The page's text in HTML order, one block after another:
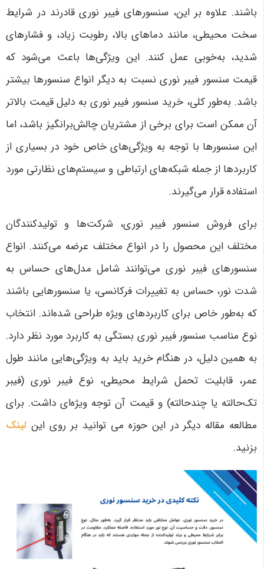
باشند. علاوه بر این، سنسورهای فیبر نوری قادرند در شرایط
سخت محیطی، مانند دماهای بالا، رطوبت زیاد، و فشارهای
شدید، به‌خوبی عمل کنند. این ویژگی‌ها باعث می‌شود که
قیمت سنسور فیبر نوری نسبت به دیگر انواع سنسورها بیشتر
باشد. به‌طور کلی، خرید سنسور فیبر نوری به دلیل قیمت بالاتر
آن ممکن است برای برخی از مشتریان چالش‌برانگیز باشد، اما
این سنسورها با توجه به ویژگی‌های خاص خود در بسیاری از
کاربردها از جمله شبکه‌های ارتباطی و سیستم‌های نظارتی مورد
استفاده قرار می‌گیرند.
برای فروش سنسور فیبر نوری، شرکت‌ها و تولیدکنندگان
مختلف این محصول را در انواع مختلف عرضه می‌کنند. انواع
سنسورهای فیبر نوری می‌توانند شامل مدل‌های حساس به
شدت نور، حساس به تغییرات فرکانسی، یا سنسورهایی باشند
که به‌طور خاص برای کاربردهای ویژه طراحی شده‌اند. انتخاب
نوع مناسب سنسور فیبر نوری بستگی به کاربرد مورد نظر دارد.
به همین دلیل، در هنگام خرید باید به ویژگی‌هایی مانند طول
عمر، قابلیت تحمل شرایط محیطی، نوع فیبر نوری (فیبر
تک‌حالته یا چندحالته) و قیمت آن توجه ویژه‌ای داشت. برای
مطالعه مقاله دیگر در این حوزه می توانید بر روی این لینک
بزنید.